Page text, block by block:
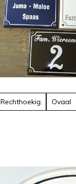
Rechthoekig Ovaal